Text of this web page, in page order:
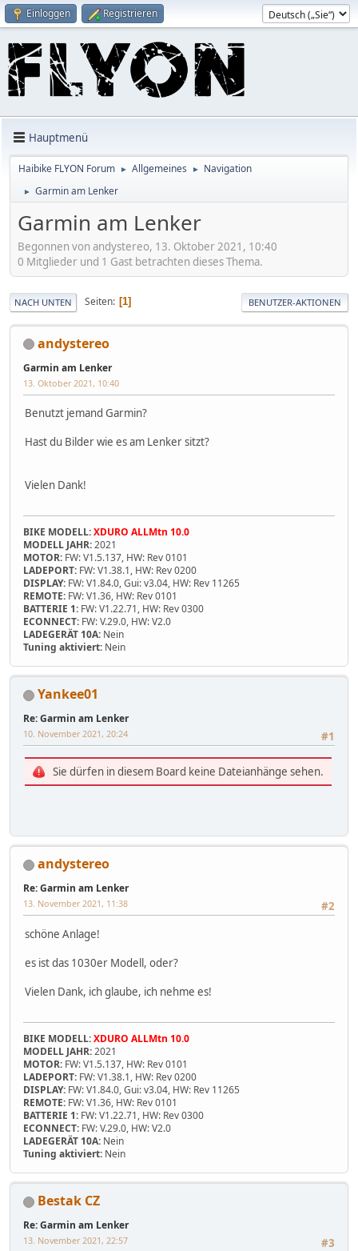
Einloggen Registrieren
Hauptmenü
Haibike FLYON Forum ► Allgemeines ► Navigation
► Garmin am Lenker
Garmin am Lenker
Begonnen von andystereo, 13. Oktober 2021, 10:40
0 Mitglieder und 1 Gast betrachten dieses Thema.
NACH UNTEN Seiten 1 BENUTZER-AKTIONEN
andystereo
Garmin am Lenker
13. Oktober 2021, 10:40
Benutzt jemand Garmin?
Hast du Bilder wie es am Lenker sitzt?
Vielen Dank!
BIKE MODELL:XDURO ALLMtn 10.0
MODELL JAHR:2021
MOTOR: FW: V1.5.137, HW: Rev 0101
LADEPORT: FW: V1.38.1, HW: Rev 0200
DISPLAY: FW: V1.84.0, Gui: v3.04, HW: Rev 11265
REMOTE: FW: V1.36, HW: Rev 0101
BATTERIE 1: FW: V1.22.71, HW: Rev 0300
ECONNECT: FW: V.29.0, HW: V2.0
LADEGERÄT 10A: Nein
Tuning aktiviert: Nein
Yankee01
Re: Garmin am Lenker
#1
10. November 2021, 20:24
Sie dürfen in diesem Board keine Dateianhänge sehen.
andystereo
Re: Garmin am Lenker
#2
13. November 2021, 11:38
schöne Anlage!
es ist das 1030er Modell, oder?
Vielen Dank, ich glaube, ich nehme es!
BIKE MODELL:XDURO ALLMtn 10.0
MODELL JAHR:2021
MOTOR: FW: V1.5.137, HW: Rev 0101
LADEPORT: FW: V1.38.1, HW: Rev 0200
DISPLAY: FW: V1.84.0, Gui: v3.04, HW: Rev 11265
REMOTE: FW: V1.36, HW: Rev 0101
BATTERIE 1: FW: V1.22.71, HW: Rev 0300
ECONNECT: FW: V.29.0, HW: V2.0
LADEGERÄT 10A: Nein
Tuning aktiviert: Nein
Bestak CZ
Re: Garmin am Lenker
#3
13. November 2021, 22:57